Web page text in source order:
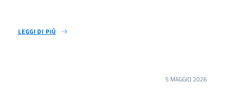
LEGGI DI PIÙ
5 MAGGIO 2026